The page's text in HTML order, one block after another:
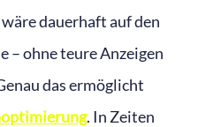
dauerhaft auf den
– ohne teure Anzeigen
das ermöglicht
. In Zeiten